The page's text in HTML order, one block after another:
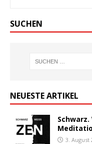
SUCHEN
NEUESTE ARTIKEL
Schwarz.
3. August